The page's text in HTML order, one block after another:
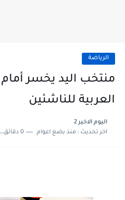
الرياضة
منتخب اليد يخسر
العربية للناشئين
اليوم الاخير 2
اخر تحديث :منذ بضع اعوام 0 دقائق للقراءة